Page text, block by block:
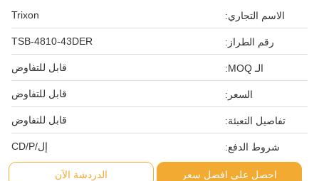
الاسم التجاري: Trixon
رقم الطراز: TSB-4810-43DER
الـ MOQ: قابل للتفاوض
السعر: قابل للتفاوض
تفاصيل التعبئة: قابل للتفاوض
شروط الدفع: إل/CD/P
احصل على افضل سعر الدردشة الآن